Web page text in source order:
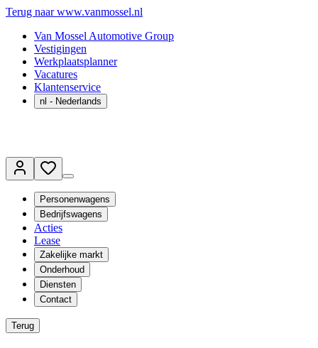
Terug naar www.vanmossel.nl
Van Mossel Automotive Group
Vestigingen
Werkplaatsplanner
Vacatures
Klantenservice
nl - Nederlands
Personenwagens
Bedrijfswagens
Acties
Lease
Zakelijke markt
Onderhoud
Diensten
Contact
Terug